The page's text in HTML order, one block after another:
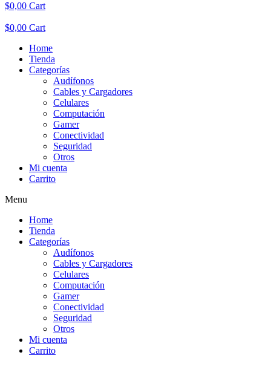
$0,00 Cart
$0,00 Cart
Home
Tienda
Categorías
Audífonos
Cables y Cargadores
Celulares
Computación
Gamer
Conectividad
Seguridad
Otros
Mi cuenta
Carrito
Menu
Home
Tienda
Categorías
Audífonos
Cables y Cargadores
Celulares
Computación
Gamer
Conectividad
Seguridad
Otros
Mi cuenta
Carrito